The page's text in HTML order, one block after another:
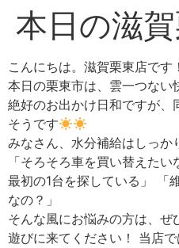
本日の滋
こんにちは。滋賀栗東店です
本日の栗東市は、雲一つない
絶好のお出かけ日和ですが、
そうです
みなさん、水分補給はしっか
「そろそろ車を買い替えた
最初の1台を探している」 「
なの？」
そんな風にお悩みの方は、
遊びに来てください！ 当店